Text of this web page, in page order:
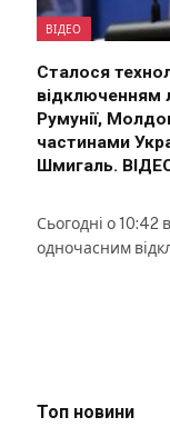
ВІДЕО
Сталося
відключенням
Румунії,
частинами
Шмигаль.
Сьогодні о 10:42
одночасним
Топ новини